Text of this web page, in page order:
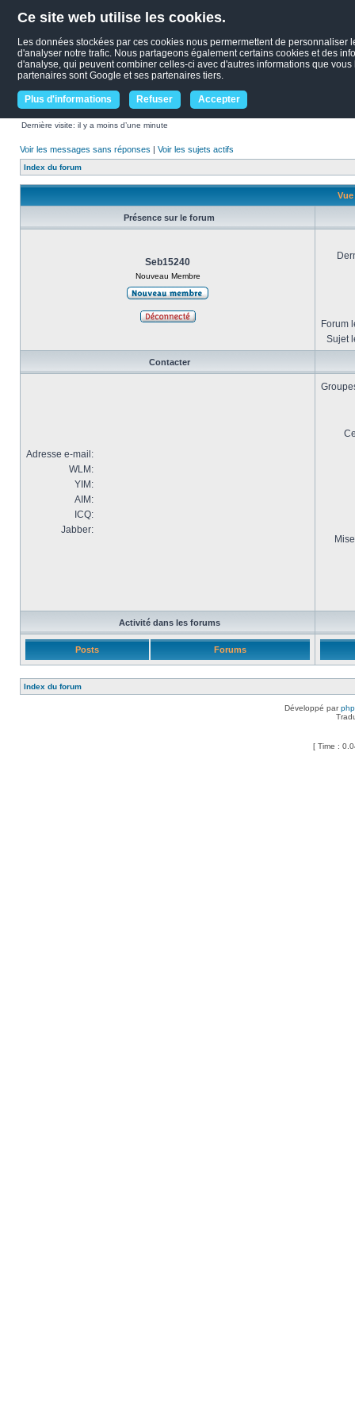
Ce site web utilise les cookies.
Les données stockées par ces cookies nous permermettent de
d'analyser notre trafic. Nous partageons également certains cookies et des
d'analyse, qui peuvent combiner celles-ci avec d'autres informations que
partenaires sont Google et ses partenaires tiers.
Plus d'informations Refuser Accepter
Dernière visite: il y a moins d’une minute
Voir les messages sans réponses | Voir les sujets actifs
Index du forum
Présence sur le forum
Seb15240
Nouveau Membre
Forum
Sujet
Contacter
Adresse e-mail:
WLM:
YIM:
AIM:
ICQ:
Jabber:
Activité dans les forums
Posts Forums
Index du forum
Développé par
[ Time :